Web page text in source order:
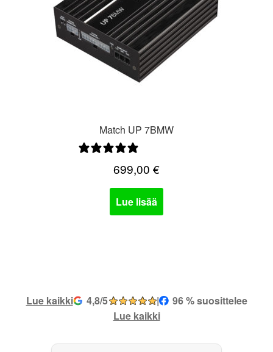
Match UP 7BMW
699,00 €
Lue lisää
Lue kaikki 4,8/5 |
96 % suosittelee
Lue kaikki